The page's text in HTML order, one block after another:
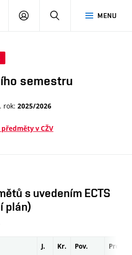
MENU
PŘIHLÁŠENÍ
semestru
rok: 2025/2026
v CŽV
s uvedením ECTS
plán)
J. Kr. Pov. Prof.